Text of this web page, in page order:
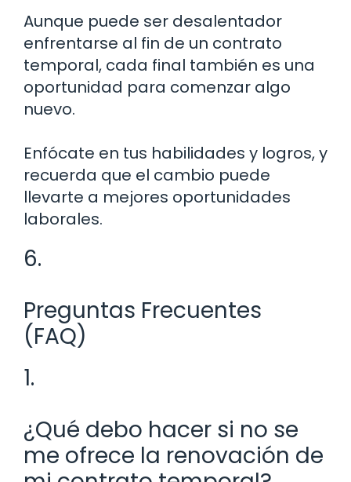
Aunque puede ser desalentador
enfrentarse al fin de un contrato
temporal, cada final también es una
oportunidad para comenzar algo
nuevo.
Enfócate en tus habilidades y logros, y
recuerda que el cambio puede
llevarte a mejores oportunidades
laborales.
6.
Preguntas Frecuentes
(FAQ)
1.
¿Qué debo hacer si no se
me ofrece la renovación de